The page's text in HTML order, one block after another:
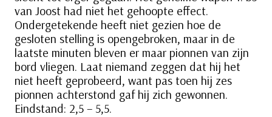
van Joost had niet het gehoopte effect.
Ondergetekende heeft niet gezien hoe de
gesloten stelling is opengebroken, maar in de
laatste minuten bleven er maar pionnen van zijn
bord vliegen. Laat niemand zeggen dat hij het
niet heeft geprobeerd, want pas toen hij zes
pionnen achterstond gaf hij zich gewonnen.
Eindstand: 2,5 – 5,5.